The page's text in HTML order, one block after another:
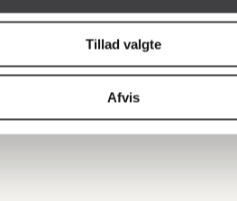
Tillad valgte
Afvis
og ønsker.